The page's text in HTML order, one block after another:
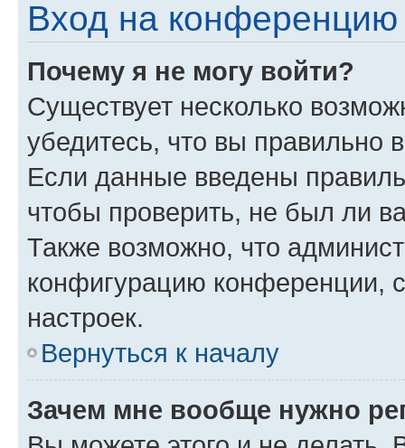
Вход на конференцию
Почему я не могу войти?
Существует несколько
убедитесь, что вы правильно
Если данные введены
чтобы проверить, не был ли
Также возможно, что
конфигурацию конференции,
настроек.
Вернуться к началу
Зачем мне вообще нужно